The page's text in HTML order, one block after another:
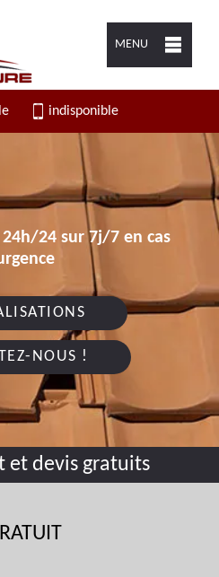
MENU
indisponible
24 sur 7j/7 en cas
NOUS !
et devis gratuits